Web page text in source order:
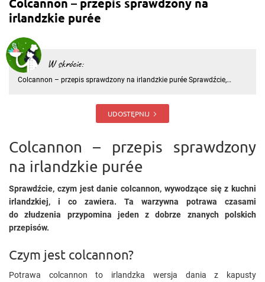
irlandzkie purée
W skrócie:
Colcannon – przepis sprawdzony na irlandzkie purée Sprawdźcie,
jeden z dobrze znanych polskich przepisów. Czym jest c
UDOSTĘPNIJ
Colcannon – przepis sprawdzony
na irlandzkie purée
Sprawdźcie, czym jest danie colcannon, wywodzące się z kuchni
irlandzkiej, i co zawiera. Ta warzywna potrawa czasami
do złudzenia przypomina jeden z dobrze znanych polskich
przepisów.
Czym jest colcannon?
Potrawa colcannon to irlandzka wersja dania z kapusty